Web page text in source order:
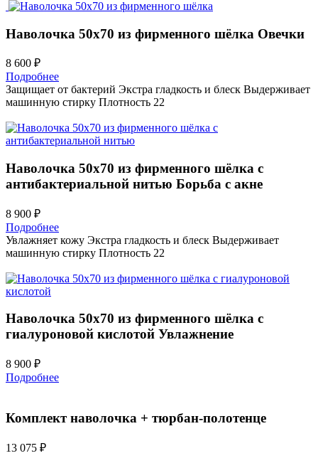
Наволочка 50х70 из фирменного шёлка Овечки
8 600 ₽
Подробнее
Защищает от бактерий Экстра гладкость и блеск Выдерживает
машинную стирку Плотность 22
Наволочка 50х70 из фирменного шёлка с
антибактериальной нитью Борьба с акне
8 900 ₽
Подробнее
Увлажняет кожу Экстра гладкость и блеск Выдерживает
машинную стирку Плотность 22
Наволочка 50х70 из фирменного шёлка с
гиалуроновой кислотой Увлажнение
8 900 ₽
Подробнее
Комплект наволочка + тюрбан-полотенце
13 075 ₽